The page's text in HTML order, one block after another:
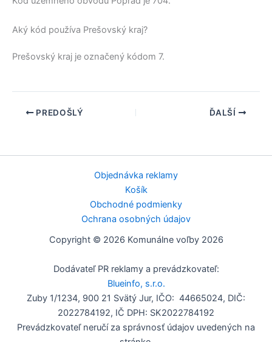
Aký kód používa Prešovský kraj?
Prešovský kraj je označený kódom 7.
PREDOŠLÝ ĎALŠÍ
Objednávka reklamy
Košík
Obchodné podmienky
Ochrana osobných údajov
Copyright © 2026 Komunálne voľby 2026
Dodávateľ PR reklamy a prevádzkovateľ:
Blueinfo, s.r.o.
Zuby 1/1234, 900 21 Svätý Jur, IČO: 44665024, DIČ:
2022784192, IČ DPH: SK2022784192
Prevádzkovateľ neručí za správnosť údajov uvedených na